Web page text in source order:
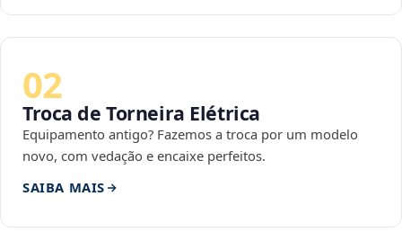
02
Troca de Torneira Elétrica
Equipamento antigo? Fazemos a troca por um modelo
novo, com vedação e encaixe perfeitos.
SAIBA MAIS